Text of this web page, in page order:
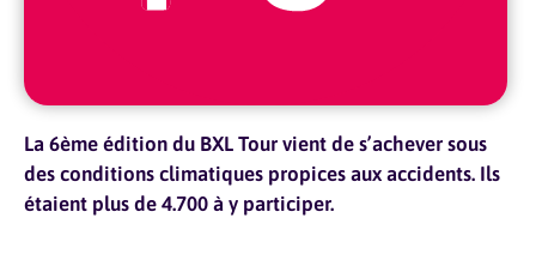
La 6ème édition du BXL Tour vient de s’achever sous
des conditions climatiques propices aux accidents. Ils
étaient plus de 4.700 à y participer.